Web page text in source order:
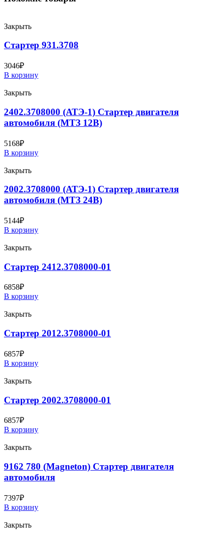
Закрыть
Стартер 931.3708
3046₽
В корзину
Закрыть
2402.3708000 (АТЭ-1) Стартер двигателя
автомобиля (МТЗ 12В)
5168₽
В корзину
Закрыть
2002.3708000 (АТЭ-1) Стартер двигателя
автомобиля (МТЗ 24В)
5144₽
В корзину
Закрыть
Стартер 2412.3708000-01
6858₽
В корзину
Закрыть
Стартер 2012.3708000-01
6857₽
В корзину
Закрыть
Стартер 2002.3708000-01
6857₽
В корзину
Закрыть
9162 780 (Magneton) Стартер двигателя
автомобиля
7397₽
В корзину
Закрыть